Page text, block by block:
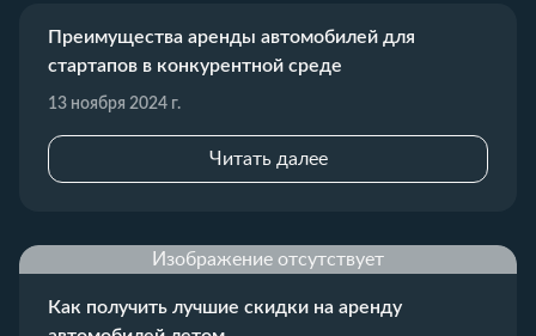
Преимущества аренды автомобилей для
стартапов в конкурентной среде
13 ноября 2024 г.
Читать далее
Изображение отсутствует
Как получить лучшие скидки на аренду